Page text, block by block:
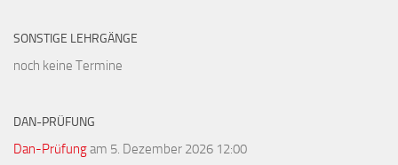
SONSTIGE LEHRGÄNGE
noch keine Termine
DAN-PRÜFUNG
Dan-Prüfungam 5. Dezember 2026 12:00